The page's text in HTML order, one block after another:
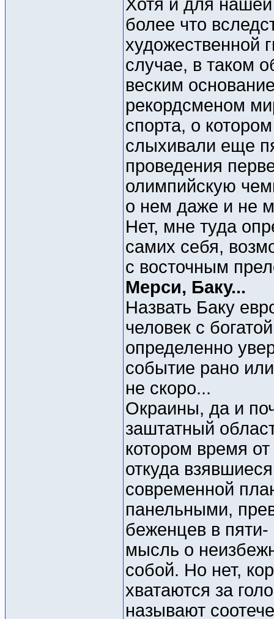
Хотя и для
более что
художественной
случае, в таком
веским
рекордсменом
спорта, о
слыхивали еще
проведения
олимпийскую
о нем даже и не
Нет, мне туда
самих себя,
с восточным
Мерси, Баку...
Назвать Баку
человек с
определенно
событие рано
не скоро...
Окраины, да и
заштатный
котором время
откуда
современной
панельными,
беженцев в пяти-
мысль о
собой. Но нет,
хватаются за
называют